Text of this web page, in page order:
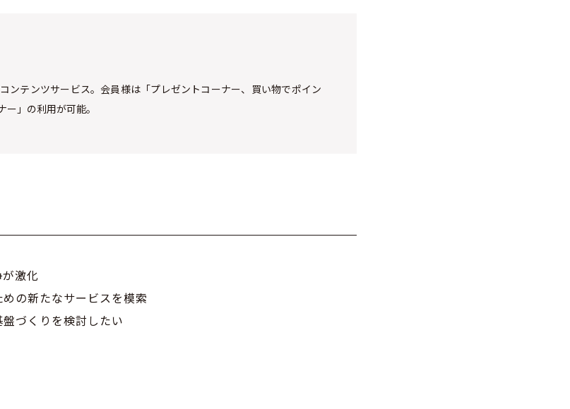
ンテンツサービス。会員様は「プレゼントコーナー、買い物でポイン
ー」の利用が可能。
激化
の新たなサービスを模索
づくりを検討したい